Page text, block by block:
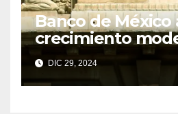
Banco de México
crecimiento
economías
desafíos
DIC 29, 2024